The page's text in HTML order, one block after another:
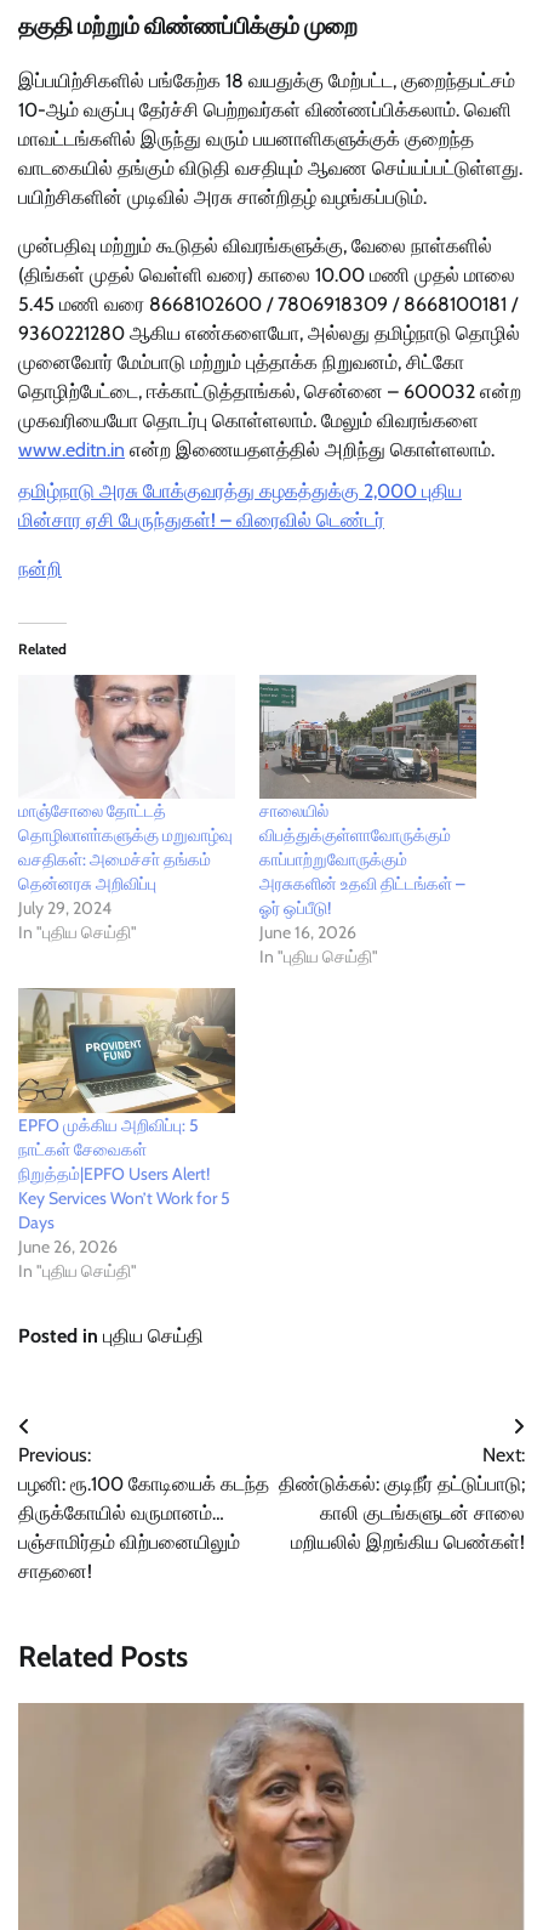
தகுதி மற்றும் விண்ணப்பிக்கும் முறை
இப்பயிற்சிகளில் பங்கேற்க 18 வயதுக்கு மேற்பட்ட, குறைந்தபட்சம்
10-ஆம் வகுப்பு தேர்ச்சி பெற்றவர்கள் விண்ணப்பிக்கலாம். வெளி
மாவட்டங்களில் இருந்து வரும் பயனாளிகளுக்குக் குறைந்த
வாடகையில் தங்கும் விடுதி வசதியும் ஆவண செய்யப்பட்டுள்ளது.
பயிற்சிகளின் முடிவில் அரசு சான்றிதழ் வழங்கப்படும்.
முன்பதிவு மற்றும் கூடுதல் விவரங்களுக்கு, வேலை நாள்களில்
(திங்கள் முதல் வெள்ளி வரை) காலை 10.00 மணி முதல் மாலை
5.45 மணி வரை 8668102600 / 7806918309 / 8668100181 /
9360221280 ஆகிய எண்களையோ, அல்லது தமிழ்நாடு தொழில்
முனைவோர் மேம்பாடு மற்றும் புத்தாக்க நிறுவனம், சிட்கோ
தொழிற்பேட்டை, ஈக்காட்டுத்தாங்கல், சென்னை – 600032 என்ற
முகவரியையோ தொடர்பு கொள்ளலாம். மேலும் விவரங்களை
www.editn.in என்ற இணையதளத்தில் அறிந்து கொள்ளலாம்.
தமிழ்நாடு அரசு போக்குவரத்து கழகத்துக்கு 2,000 புதிய
மின்சார ஏசி பேருந்துகள்! – விரைவில் டெண்டர்
நன்றி
Related
மாஞ்சோலை தோட்டத்
தொழிலாளா்களுக்கு மறுவாழ்வு
வசதிகள்: அமைச்சா் தங்கம்
தென்னரசு அறிவிப்பு
July 29, 2024
In "புதிய செய்தி"
சாலையில்
விபத்துக்குள்ளாவோருக்கும்
காப்பாற்றுவோருக்கும்
அரசுகளின் உதவி திட்டங்கள் –
ஓர் ஒப்பீடு!
June 16, 2026
In "புதிய செய்தி"
EPFO முக்கிய அறிவிப்பு: 5
நாட்கள் சேவைகள்
நிறுத்தம்|EPFO Users Alert!
Key Services Won’t Work for 5
Days
June 26, 2026
In "புதிய செய்தி"
Posted in புதிய செய்தி
Post
navigation
Previous:
பழனி: ரூ.100 கோடியைக் கடந்த
திருக்கோயில் வருமானம்…
பஞ்சாமிர்தம் விற்பனையிலும்
சாதனை!
Next:
திண்டுக்கல்: குடிநீர் தட்டுப்பாடு;
காலி குடங்களுடன் சாலை
மறியலில் இறங்கிய பெண்கள்!
Related Posts